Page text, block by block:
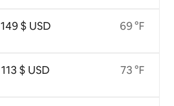
149 $ USD
113 $ USD
69 °F
73 °F